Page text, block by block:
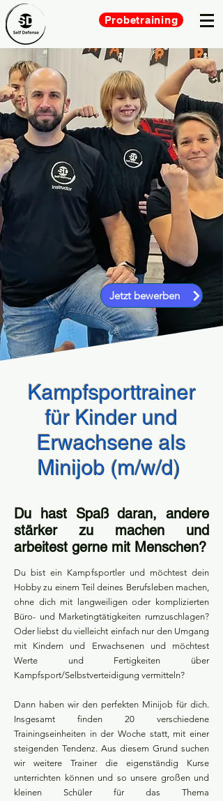
Probetraining
Jetzt bewerben
Kampfsporttrainer
für Kinder und
Erwachsene als
Minijob (m/w/d)
Du hast Spaß daran, andere
stärker zu machen und
arbeitest gerne mit Menschen?
Du bist ein Kampfsportler und möchtest dein
Hobby zu einem Teil deines Berufsleben machen,
ohne dich mit langweiligen oder komplizierten
Büro- und Marketingtätigkeiten rumzuschlagen?
Oder liebst du vielleicht einfach nur den Umgang
mit Kindern und Erwachsenen und möchtest
Werte und Fertigkeiten über
Kampfsport/Selbstverteidigung vermitteln?
Dann haben wir den perfekten Minijob für dich.
Insgesamt finden 20 verschiedene
Trainingseinheiten in der Woche statt, mit einer
steigenden Tendenz. Aus diesem Grund suchen
wir weitere Trainer die eigenständig Kurse
unterrichten können und so unsere großen und
kleinen Schüler für das Thema